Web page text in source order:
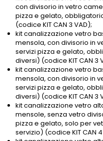
con divisorio in vetro
pizza e gelato,
(codice KIT CAN 3 VAD);
kit canalizzazione vetro
mensola, con divisorio in
servizi pizza e gelato,
diversi) (codice KIT CAN 3
kit canalizzazione vetro
mensola, con divisorio in
servizi pizza e gelato,
diversi) (codice KIT CAN 3
kit canalizzazione vetro
mensole, senza vetro
pizza e gelato, solo per
servizio) (codice KIT CAN